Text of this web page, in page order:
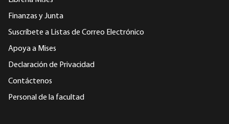
Finanzas y Junta
Suscríbete a Listas de Correo Electrónico
Apoya a Mises
Declaración de Privacidad
Contáctenos
Personal de la facultad